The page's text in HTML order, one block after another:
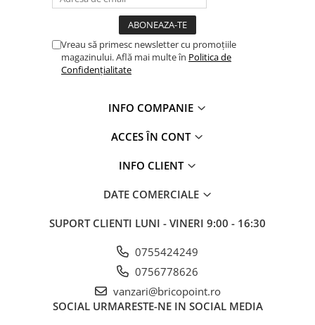
Umiditate
Finisaje Decorative
Folie Ambalare si Protectie
(Expandabilă)
Placaj Caramidă Aparentă
Placaj Klinker
Vreau să primesc newsletter cu promoțiile
magazinului. Află mai multe în Politica de
Confidențialitate
INFO COMPANIE
ACCES ÎN CONT
INFO CLIENT
DATE COMERCIALE
SUPORT CLIENTI LUNI - VINERI 9:00 - 16:30
0755424249
0756778626
vanzari@bricopoint.ro
SOCIAL URMARESTE-NE IN SOCIAL MEDIA